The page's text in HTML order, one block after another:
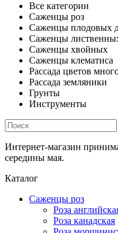
Все категории
Саженцы роз
Саженцы плодовых
Саженцы
Саженцы хвойных
Саженцы клематиса
Рассада цветов
Рассада земляники
Грунты
Инструменты
Интернет-магазин
середины мая.
Каталог
Саженцы роз
Роза
Роза канадская